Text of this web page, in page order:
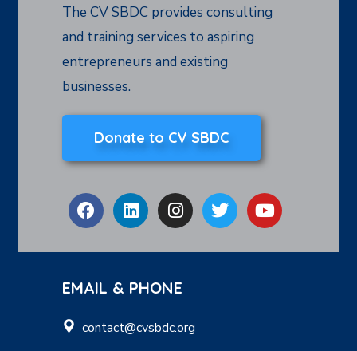
The CV SBDC provides consulting
and training services to aspiring
entrepreneurs and existing
businesses.
Donate to CV SBDC
EMAIL & PHONE
contact@cvsbdc.org